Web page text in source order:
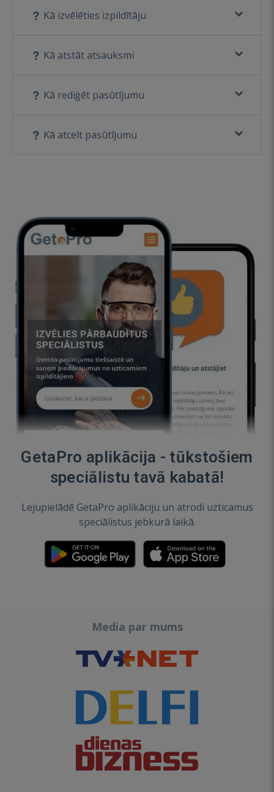
Kā izvēlēties izpildītāju
Kā atstāt atsauksmi
Kā rediģēt pasūtījumu
Kā atcelt pasūtījumu
GetaPro aplikācija - tūkstošiem
speciālistu tavā kabatā!
Lejupielādē GetaPro aplikāciju un atrodi uzticamus
speciālistus jebkurā laikā.
Media par mums